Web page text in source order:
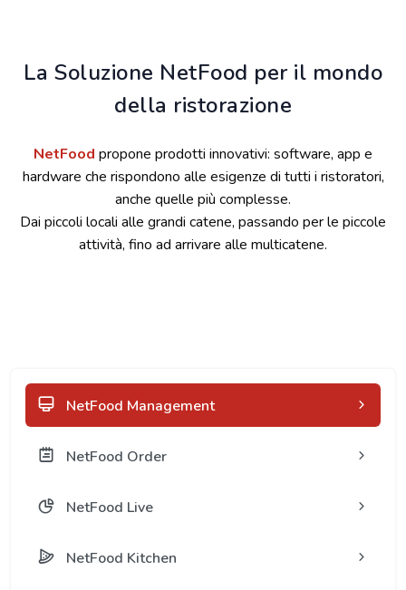
La Soluzione NetFood per il mondo
della ristorazione
NetFood propone prodotti innovativi: software, app e
hardware che rispondono alle esigenze di tutti i ristoratori,
anche quelle più complesse.
Dai piccoli locali alle grandi catene, passando per le piccole
attività, fino ad arrivare alle multicatene.
NetFood Management
NetFood Order
NetFood Live
NetFood Kitchen